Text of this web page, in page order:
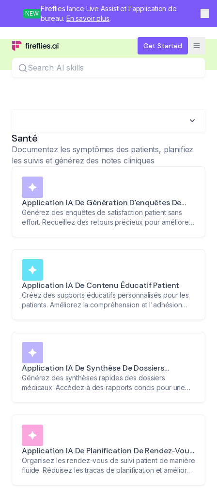
NEW
Fireflies lance Live Assist et l'application de
bureau. En savoir plus.
Get Started
Search
Santé
Documentez les symptômes des patients, planifiez
les suivis et générez des notes cliniques
Application IA De Génération D'enquêtes De
Satisfaction Patient
Générez des enquêtes de satisfaction patient sans
effort. Recueillez des retours précieux pour améliorer
Application IA De Contenu Éducatif Patient
Créez des supports éducatifs personnalisés pour les
patients. Améliorez la compréhension et l'adhésion
Application IA De Synthèse De Dossiers
Médicaux
Générez des synthèses rapides des dossiers
médicaux. Accédez à des rapports concis pour une
Application IA De Planification De Rendez-Vous
De Suivi
Organisez les rendez-vous de suivi patient de manière
fluide. Réduisez les tracas de planification et améliorez